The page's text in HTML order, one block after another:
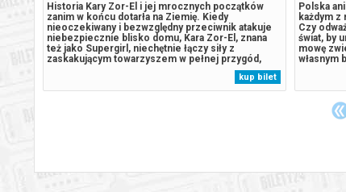
Historia Kary Zor-El i jej mrocznych początków
zanim w końcu dotarła na Ziemię. Kiedy
nieoczekiwany i bezwzględny przeciwnik atakuje
niebezpiecznie blisko domu, Kara Zor-El, znana
też jako Supergirl, niechętnie łączy siły z
zaskakującym towarzyszem w pełnej przygód,
międzygalaktycznej podróży w poszukiwaniu
zemsty i sprawiedliwości.******* Bezpieczne
zakupy w Bilety24. W przypadku odwołania
kup bilet
Polska
każdym z
Czy
świat, by
mowę
własnym
ich
czasem i